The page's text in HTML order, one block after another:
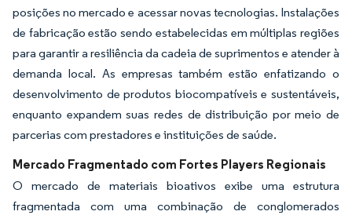
posições no mercado e acessar novas tecnologias. Instalações
de fabricação estão sendo estabelecidas em múltiplas regiões
para garantir a resiliência da cadeia de suprimentos e atender à
demanda local. As empresas também estão enfatizando o
desenvolvimento de produtos biocompatíveis e sustentáveis,
enquanto expandem suas redes de distribuição por meio de
parcerias com prestadores e instituições de saúde.
Mercado Fragmentado com Fortes Players Regionais
O mercado de materiais bioativos exibe uma estrutura
fragmentada com uma combinação de conglomerados